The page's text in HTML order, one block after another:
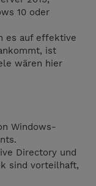
10 oder
es auf effektive
ist
wären hier
Windows-
Directory und
sind vorteilhaft,